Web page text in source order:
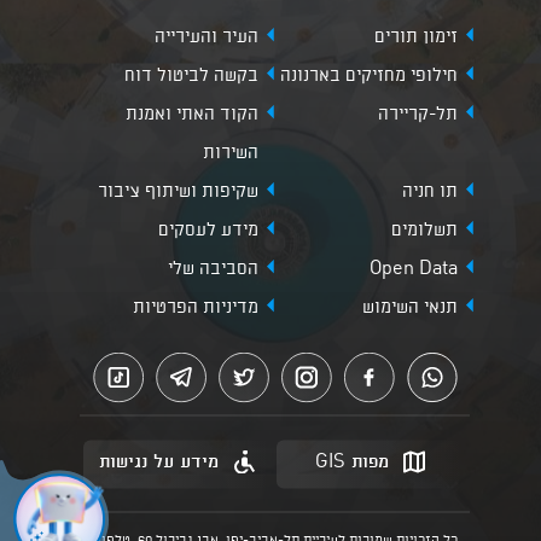
זימון תורים
העיר והעירייה
חילופי מחזיקים בארנונה
בקשה לביטול דוח
תל-קריירה
הקוד האתי ואמנת
השירות
תו חניה
שקיפות ושיתוף ציבור
תשלומים
מידע לעסקים
Open Data
הסביבה שלי
תנאי השימוש
מדיניות הפרטיות
מפות GIS מידע על נגישות